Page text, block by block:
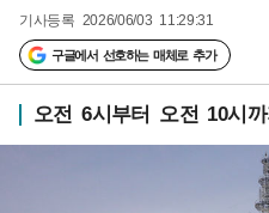
기사등록 2026/06/03 11:29:31
구글에서 선호하는 매체로 추가
오전 6시부터 오전 10시까